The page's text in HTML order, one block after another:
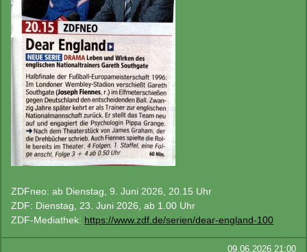
ZDFneo: ab Dienstag, 9. Juni 2026, 20.15 Uhr
ZDF: Dienstag, 23. Juni 2026, ab 1.00 Uhr
ZDF-Mediathek: https://www.zdf.de/serien/dear-england-100
09.06.2026 21:00